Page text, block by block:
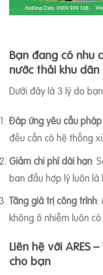
Bạn đang có nhu
nước thải khu dân
Dưới đây là 3 lý do
Đáp ứng yêu cầu
đều cần có hệ thống
Giảm chi phí dài hạn:
ban đầu hợp lý luôn là
Tăng giá trị công trình:
không ô nhiễm luôn
Liên hệ với ARES
cho bạn